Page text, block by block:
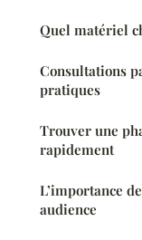
Quel matériel
Consultations
pratiques
Trouver une
rapidement
L’importance
audience